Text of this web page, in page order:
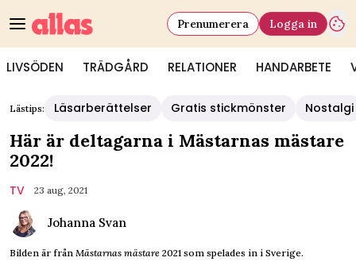
LIVSÖDEN TRÄDGÅRD RELATIONER HANDARBETE
Prenumerera Logga in
Lästips: Läsarberättelser Gratis stickmönster Nostalgi
Här är deltagarna i Mästarnas mästare
2022!
TV 23 aug, 2021
Johanna Svan
Bilden är från Mästarnas mästare 2021 som spelades in i Sverige.